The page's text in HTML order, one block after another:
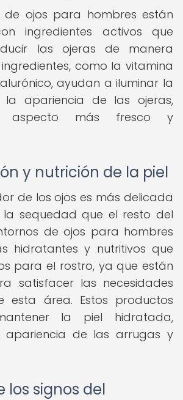
de ojos para hombres están
ingredientes activos que
las ojeras de manera
como la vitamina
ayudan a iluminar la
apariencia de las ojeras,
aspecto más fresco y
y nutrición de la piel
de los ojos es más delicada
sequedad que el resto del
de ojos para hombres
hidratantes y nutritivos que
para el rostro, ya que están
satisfacer las necesidades
esta área. Estos productos
la piel hidratada,
apariencia de las arrugas y
los signos del